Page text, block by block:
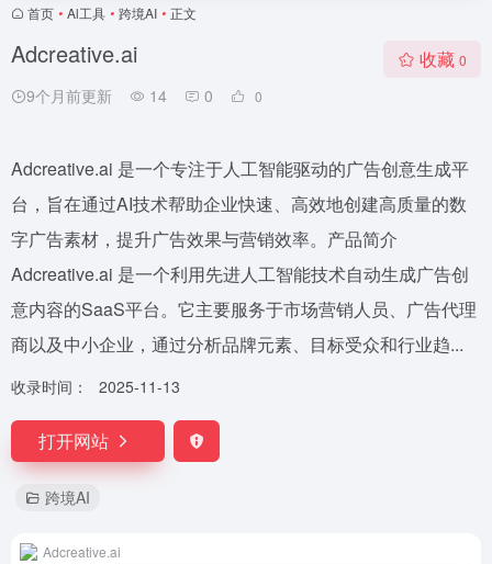
首页 • Al工具 • 跨境AI • 正文
Adcreative.ai
9个月前更新 14 0 0
收藏 0
Adcreative.ai 是一个专注于人工智能驱动的广告创意生成平
台，旨在通过AI技术帮助企业快速、高效地创建高质量的数
字广告素材，提升广告效果与营销效率。产品简介
Adcreative.ai 是一个利用先进人工智能技术自动生成广告创
意内容的SaaS平台。它主要服务于市场营销人员、广告代理
商以及中小企业，通过分析品牌元素、目标受众和行业趋...
收录时间： 2025-11-13
打开网站
跨境AI
Adcreative.ai